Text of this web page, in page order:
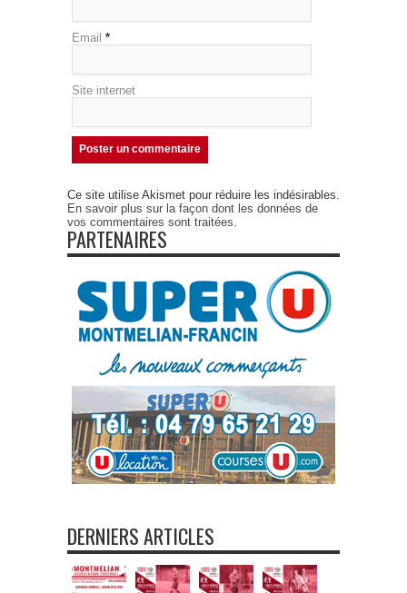
Email *
Site internet
Ce site utilise Akismet pour réduire les indésirables.
En savoir plus sur la façon dont les données de
vos commentaires sont traitées
PARTENAIRES
DERNIERS ARTICLES